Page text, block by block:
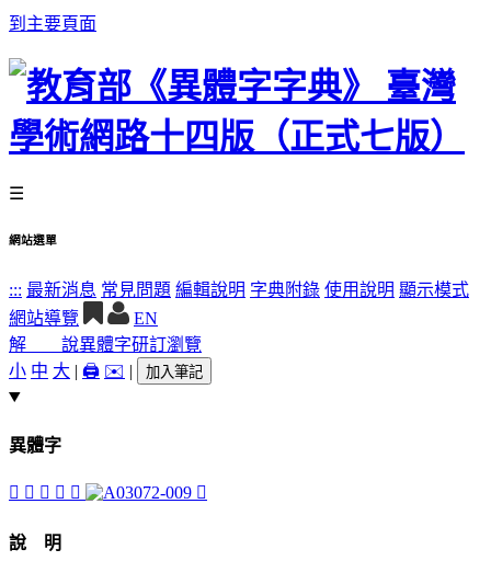
到主要頁面
☰
網站選單
::: 最新消息 常見問題 編輯說明 字典附錄 使用說明 顯示模式
網站導覽
EN
解 說異體字研訂瀏覽
小 中 大 | 🖨️ ✉️ | 加入筆記
異體字
𢌑 䊳 󴗃 𩞇 𩞁 𪎖
說 明